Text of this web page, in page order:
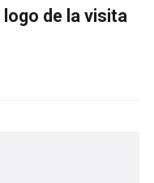
logo de la visita